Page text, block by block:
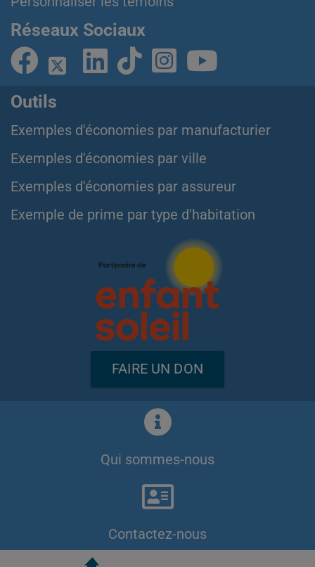
Réseaux Sociaux
Outils
Exemples d'économies par manufacturier
Exemples d'économies par ville
Exemples d'économies par assureur
Exemple de prime par type d'habitation
FAIRE UN DON
Qui sommes-nous
Contactez-nous